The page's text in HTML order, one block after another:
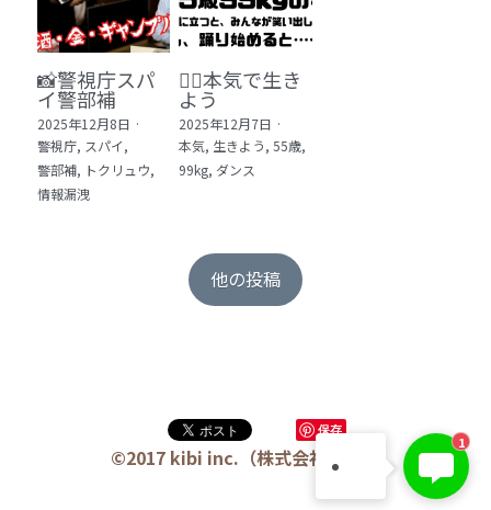
📸警視庁スパ
イ警部補
2025年12月8日 ·
警視庁, スパイ,
警部補, トクリュウ,
情報漏洩
❤️‍🔥本気で生き
よう
2025年12月7日 ·
本気, 生きよう, 55歳,
99kg, ダンス
他の投稿
保存
©2017 kibi inc.（株式会社 kibi）
KIBI 榎本澄雄
お問い合わせは今すぐ👉
1